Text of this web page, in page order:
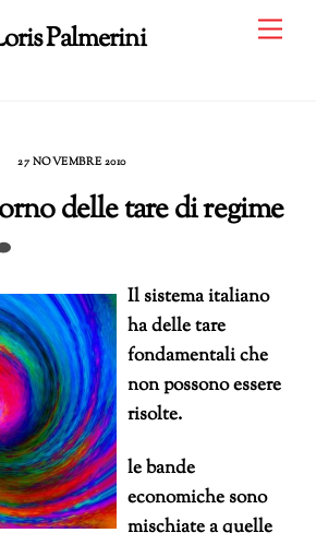
Palmerini
27 NOVEMBRE 2010
delle tare di regime
Il sistema italiano
ha delle tare
fondamentali che
non possono essere
risolte.
le bande
economiche sono
mischiate a quelle